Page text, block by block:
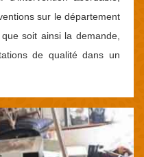
sur le département
soit ainsi la demande,
de qualité dans un